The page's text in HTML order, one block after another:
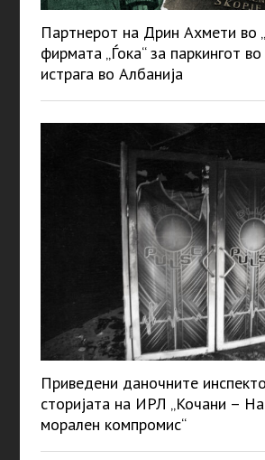
Партнерот на Дрин Ахмети во
фирмата „Ѓока“ за паркингот
истрага во Албанија
Приведени даночните
сторијата на ИРЛ „Кочани –
морален компромис“